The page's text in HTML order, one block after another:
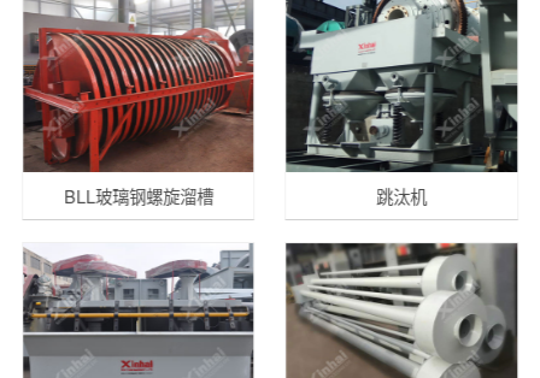
BLL玻璃钢螺旋溜槽 跳汰机